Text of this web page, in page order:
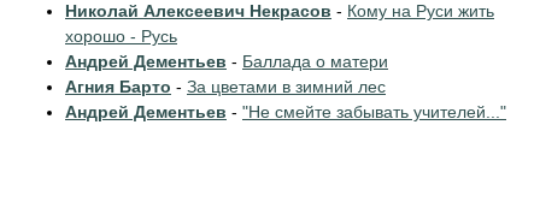
Николай Алексеевич Некрасов - Кому на Руси жить
хорошо - Русь
Андрей Дементьев - Баллада о матери
Агния Барто - За цветами в зимний лес
Андрей Дементьев - "Не смейте забывать учителей..."